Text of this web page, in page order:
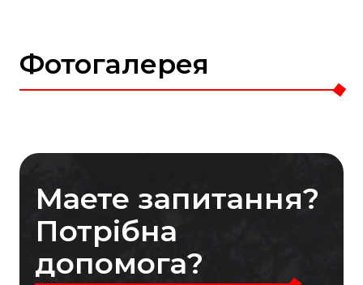
Фотогалерея
Маете запитання?
Потрібна
допомога?